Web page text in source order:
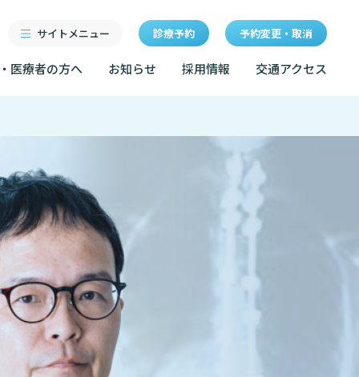
サイトメニュー 診療予約 予約変更・取消
医療者の方へ お知らせ 採用情報 交通アクセス
特長
一歩先の医療の提供
広報誌「とーぶたいむ」
公式SNSアカウント一覧
無料低額診療のご案内
東部病院の就労支援サービス
診断書等文書のお申込みについて
診療記録（カルテ）の開示について
当院退職後のカルテ閲覧手
当院退職後のカルテ閲覧手続き
ス
ルについて
プ
ご案内
ビスについて
療のご案内
就労支援サ
医療機関・医療者の方へ
お知らせ
イベント